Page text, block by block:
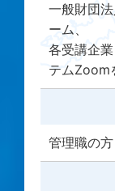
一般財団
ーム、
各受講企
テムZoom
管理職の方